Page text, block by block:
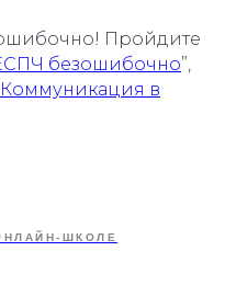
Пройдите
безошибочно”,
Коммуникация в
ШКОЛЕ